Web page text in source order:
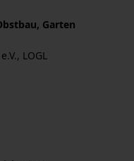
Garten
LOGL